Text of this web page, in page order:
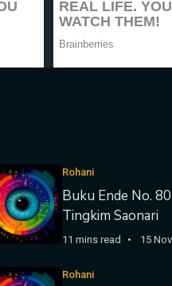
Rohani
Buku Ende No.
Tingkim Saonari
11 mins read 15
Rohani